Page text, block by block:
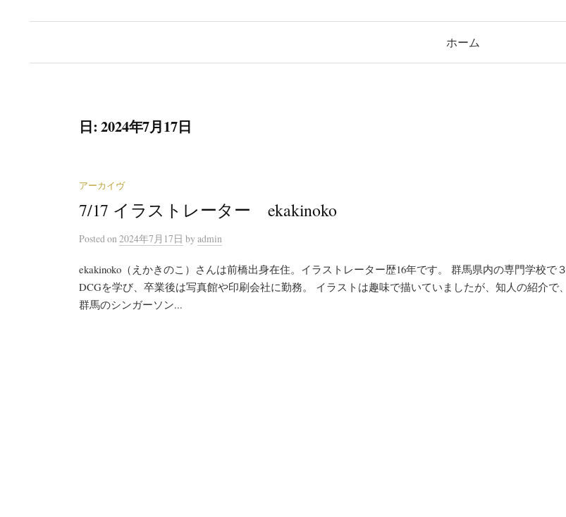
ホーム
日:2024年7月17日
アーカイヴ
7/17 イラストレーター ekakinoko
Postedon 2024年7月17日 by admin
ekakinoko（えかきのこ）さんは前橋出身在住。イラストレーター歴16年です。 群馬県内の専門学校で３
DCGを学び、卒業後は写真館や印刷会社に勤務。 イラストは趣味で描いていましたが、知人の紹介で、
群馬のシンガーソン...